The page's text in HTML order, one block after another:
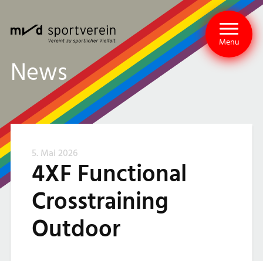
Menu
News
5. Mai 2026
4XF Functional
Crosstraining
Outdoor